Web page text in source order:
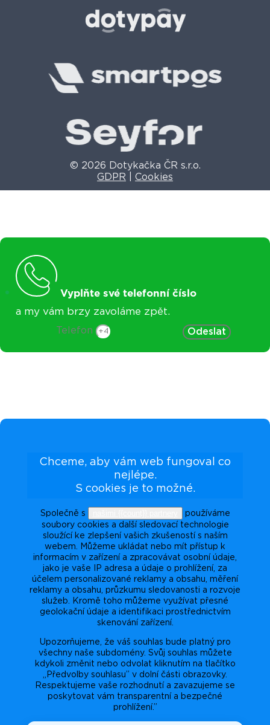
© 2026 Dotykačka ČR s.r.o.
GDPR
Cookies
Vyplňte své telefonní číslo
a my vám brzy zavoláme zpět.
Telefon Odeslat
Chceme, aby vám web fungoval co
nejlépe.
S cookies je to možné.
Společně s
používáme
soubory cookies a další sledovací technologie
sloužící ke zlepšení vašich zkušeností s naším
webem. Můžeme ukládat nebo mít přístup k
informacím v zařízení a zpracovávat osobní údaje,
jako je vaše IP adresa a údaje o prohlížení, za
účelem personalizované reklamy a obsahu, měření
reklamy a obsahu, průzkumu sledovanosti a rozvoje
služeb. Kromě toho můžeme využívat přesné
geolokační údaje a identifikaci prostřednictvím
skenování zařízení.
Upozorňujeme, že váš souhlas bude platný pro
všechny naše subdomény. Svůj souhlas můžete
kdykoli změnit nebo odvolat kliknutím na tlačítko
„Předvolby souhlasu” v dolní části obrazovky.
Respektujeme vaše rozhodnutí a zavazujeme se
poskytovat vám transparentní a bezpečné
prohlížení.”